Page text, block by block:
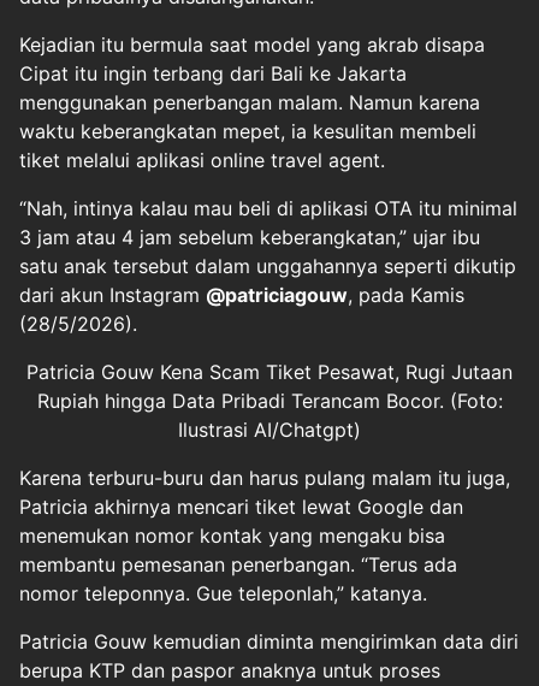
Kejadian itu bermula saat model yang akrab disapa
Cipat itu ingin terbang dari Bali ke Jakarta
menggunakan penerbangan malam. Namun karena
waktu keberangkatan mepet, ia kesulitan membeli
tiket melalui aplikasi online travel agent.
“Nah, intinya kalau mau beli di aplikasi OTA itu minimal
3 jam atau 4 jam sebelum keberangkatan,” ujar ibu
satu anak tersebut dalam unggahannya seperti dikutip
dari akun Instagram @patriciagouw, pada Kamis
(28/5/2026).
Patricia Gouw Kena Scam Tiket Pesawat, Rugi Jutaan
Rupiah hingga Data Pribadi Terancam Bocor. (Foto:
Ilustrasi AI/Chatgpt)
Karena terburu-buru dan harus pulang malam itu juga,
Patricia akhirnya mencari tiket lewat Google dan
menemukan nomor kontak yang mengaku bisa
membantu pemesanan penerbangan. “Terus ada
nomor teleponnya. Gue teleponlah,” katanya.
Patricia Gouw kemudian diminta mengirimkan data diri
berupa KTP dan paspor anaknya untuk proses